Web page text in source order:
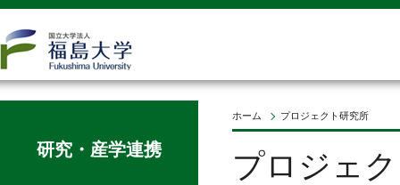
ホーム プロジェクト研究所
プロジェ
研究・産学連携